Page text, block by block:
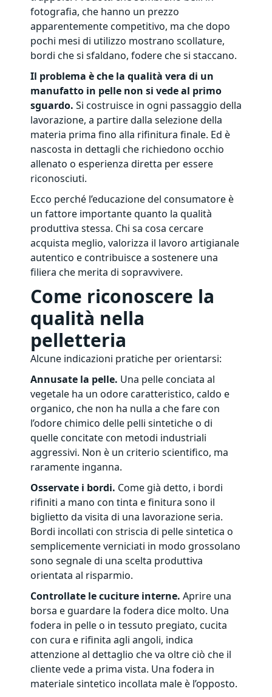
fotografia, che hanno un prezzo
apparentemente competitivo, ma che dopo
pochi mesi di utilizzo mostrano scollature,
bordi che si sfaldano, fodere che si staccano.
Il problema è che la qualità vera di un
manufatto in pelle non si vede al primo
sguardo. Si costruisce in ogni passaggio della
lavorazione, a partire dalla selezione della
materia prima fino alla rifinitura finale. Ed è
nascosta in dettagli che richiedono occhio
allenato o esperienza diretta per essere
riconosciuti.
Ecco perché l’educazione del consumatore è
un fattore importante quanto la qualità
produttiva stessa. Chi sa cosa cercare
acquista meglio, valorizza il lavoro artigianale
autentico e contribuisce a sostenere una
filiera che merita di sopravvivere.
Come riconoscere la
qualità nella
pelletteria
Alcune indicazioni pratiche per orientarsi:
Annusate la pelle. Una pelle conciata al
vegetale ha un odore caratteristico, caldo e
organico, che non ha nulla a che fare con
l’odore chimico delle pelli sintetiche o di
quelle concitate con metodi industriali
aggressivi. Non è un criterio scientifico, ma
raramente inganna.
Osservate i bordi. Come già detto, i bordi
rifiniti a mano con tinta e finitura sono il
biglietto da visita di una lavorazione seria.
Bordi incollati con striscia di pelle sintetica o
semplicemente verniciati in modo grossolano
sono segnale di una scelta produttiva
orientata al risparmio.
Controllate le cuciture interne. Aprire una
borsa e guardare la fodera dice molto. Una
fodera in pelle o in tessuto pregiato, cucita
con cura e rifinita agli angoli, indica
attenzione al dettaglio che va oltre ciò che il
cliente vede a prima vista. Una fodera in
materiale sintetico incollata male è l’opposto.